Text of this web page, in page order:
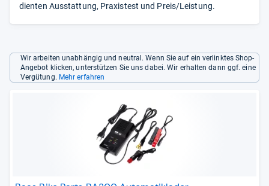
dienten Ausstattung, Praxistest und Preis/Leistung.
Wir arbeiten unabhängig und neutral. Wenn Sie auf ein verlinktes Shop-
Angebot klicken, unterstützen Sie uns dabei. Wir erhalten dann ggf. eine
Vergütung. Mehr erfahren